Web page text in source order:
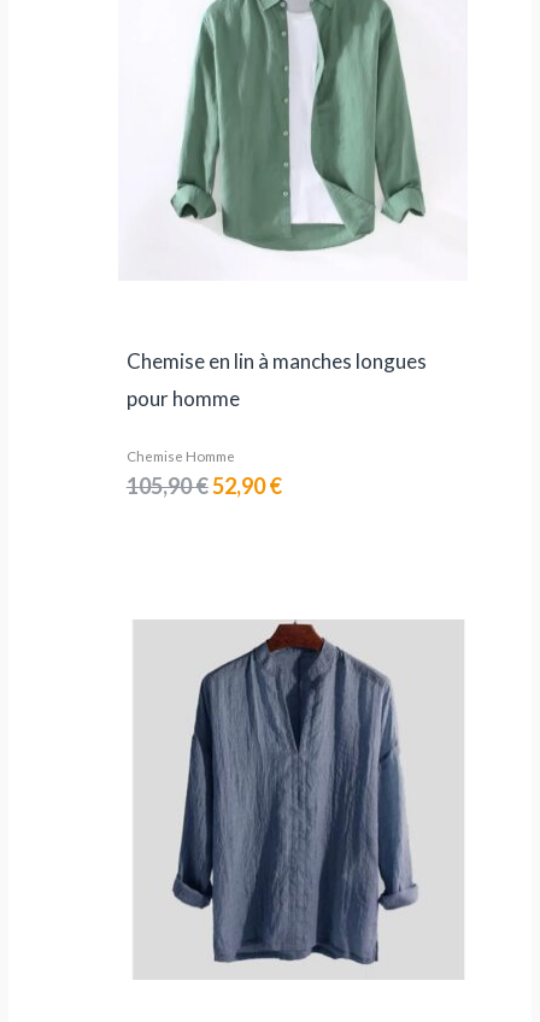
Chemise en lin à manches longues
pour homme
Chemise Homme
105,90€52,90€
de
prix :
12,90 €
20,90 €